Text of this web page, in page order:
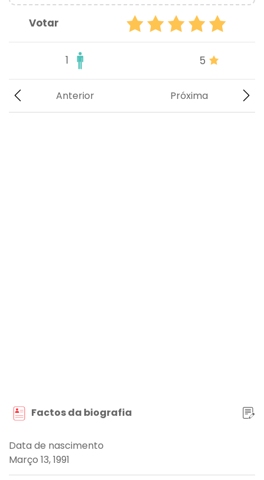
Votar
1 5
Próxima
Anterior
Factos da biografia
Data de nascimento
Março 13, 1991